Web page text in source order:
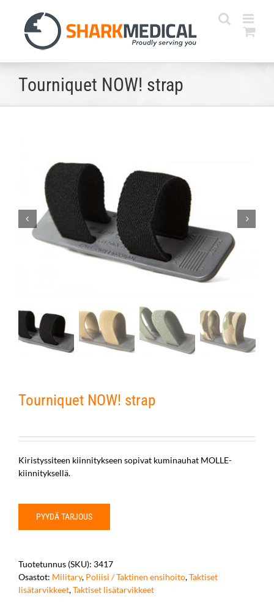
content
Tourniquet NOW! strap
Tourniquet NOW! strap
Kiristyssiteen kiinnitykseen sopivat kuminauhat MOLLE-
kiinnityksellä.
PYYDÄ TARJOUS
Tuotetunnus (SKU): 3417
Osastot: Military, Poliisi / Taktinen ensihoito,Taktiset
lisätarvikkeet,Taktiset lisätarvikkeet